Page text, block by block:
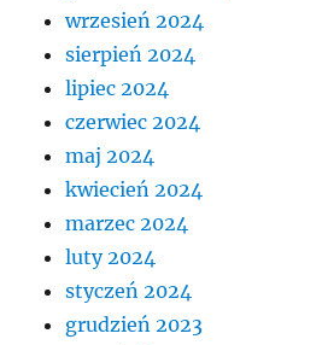
wrzesień 2024
sierpień 2024
lipiec 2024
czerwiec 2024
maj 2024
kwiecień 2024
marzec 2024
luty 2024
styczeń 2024
grudzień 2023